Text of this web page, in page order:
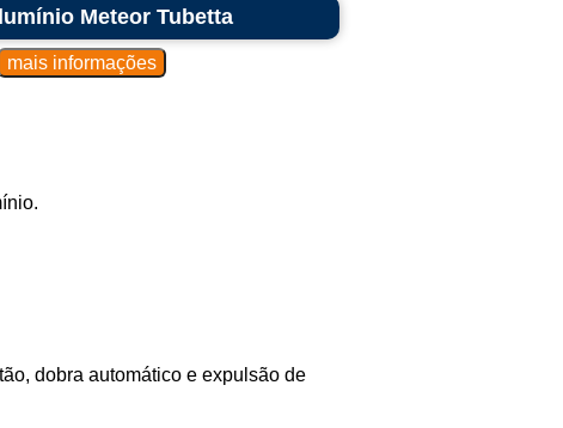
Meteor Tubetta
dobra automático e expulsão de